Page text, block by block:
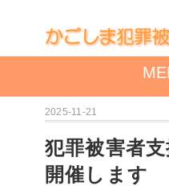
2025-11-21
犯罪被害者
開催します